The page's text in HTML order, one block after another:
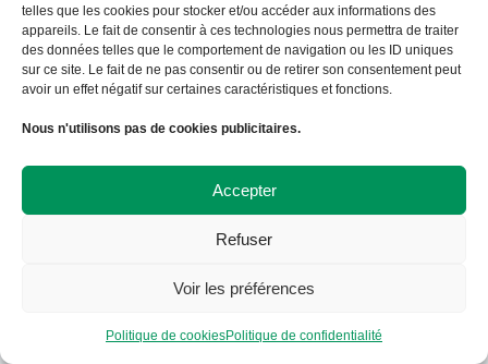
telles que les cookies pour stocker et/ou accéder aux informations des
appareils. Le fait de consentir à ces technologies nous permettra de traiter
des données telles que le comportement de navigation ou les ID uniques
sur ce site. Le fait de ne pas consentir ou de retirer son consentement peut
avoir un effet négatif sur certaines caractéristiques et fonctions.
Nous n'utilisons pas de cookies publicitaires.
Accepter
Refuser
Voir les préférences
Politique de cookiesPolitique de confidentialité
108 avenue Victor Hugo
09 72 57 35 57
contact@abicyclette-tulle.fr
Copyright 2023 Association À Bicyclette
Politique de cookies